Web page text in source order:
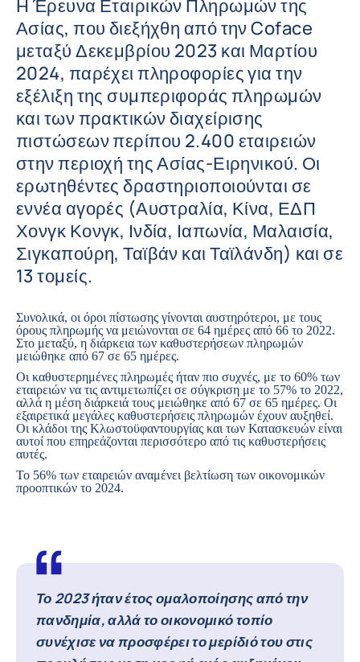
Η Έρευνα Εταιρικών Πληρωμών της
Ασίας, που διεξήχθη από την Coface
μεταξύ Δεκεμβρίου 2023 και Μαρτίου
2024, παρέχει πληροφορίες για την
εξέλιξη της συμπεριφοράς πληρωμών
και των πρακτικών διαχείρισης
πιστώσεων περίπου 2.400 εταιρειών
στην περιοχή της Ασίας-Ειρηνικού. Οι
ερωτηθέντες δραστηριοποιούνται σε
εννέα αγορές (Αυστραλία, Κίνα, ΕΔΠ
Χονγκ Κονγκ, Ινδία, Ιαπωνία, Μαλαισία,
Σιγκαπούρη, Ταϊβάν και Ταϊλάνδη) και σε
13 τομείς.
Συνολικά, οι όροι πίστωσης γίνονται αυστηρότεροι, με τους
όρους πληρωμής να μειώνονται σε 64 ημέρες από 66 το 2022.
Στο μεταξύ, η διάρκεια των καθυστερήσεων πληρωμών
μειώθηκε από 67 σε 65 ημέρες.
Οι καθυστερημένες πληρωμές ήταν πιο συχνές, με το 60% των
εταιρειών να τις αντιμετωπίζει σε σύγκριση με το 57% το 2022,
αλλά η μέση διάρκειά τους μειώθηκε από 67 σε 65 ημέρες. Οι
εξαιρετικά μεγάλες καθυστερήσεις πληρωμών έχουν αυξηθεί.
Οι κλάδοι της Κλωστοϋφαντουργίας και των Κατασκευών είναι
αυτοί που επηρεάζονται περισσότερο από τις καθυστερήσεις
αυτές.
Το 56% των εταιρειών αναμένει βελτίωση των οικονομικών
προοπτικών το 2024.
Το 2023 ήταν έτος ομαλοποίησης από την
πανδημία, αλλά το οικονομικό τοπίο
συνέχισε να προσφέρει το μερίδιό του στις